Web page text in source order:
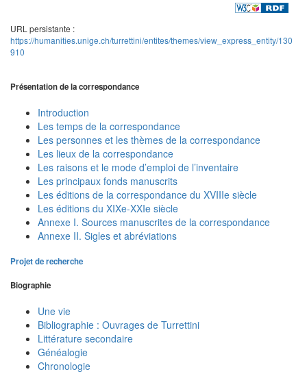
URL persistante :
https://humanities.unige.ch/turrettini/entites/themes/view_express_entity/130
910
Présentation de la correspondance
Introduction
Les temps de la correspondance
Les personnes et les thèmes de la correspondance
Les lieux de la correspondance
Les raisons et le mode d’emploi de l’inventaire
Les principaux fonds manuscrits
Les éditions de la correspondance du XVIIIe siècle
Les éditions du XIXe-XXIe siècle
Annexe I. Sources manuscrites de la correspondance
Annexe II. Sigles et abréviations
Projet de recherche
Biographie
Une vie
Bibliographie : Ouvrages de Turrettini
Littérature secondaire
Généalogie
Chronologie